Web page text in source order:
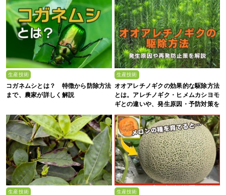
生産技術
コガネムシとは？ 特徴から防除方法
まで、農家が詳しく解説
生産技術
オオアレチノギクの効果的な駆除方法
とは。アレチノギク・ヒメムカシヨモ
ギとの違いや、発生原因・予防対策を
解説
生産技術 生産技術